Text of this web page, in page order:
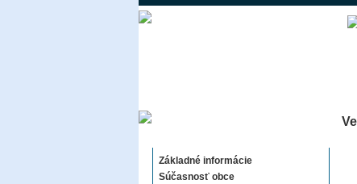
Základné informácie
Súčasnosť obce